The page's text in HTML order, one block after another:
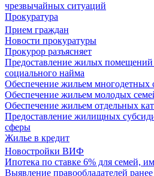
чрезвычайных ситуаций
Прокуратура
Прием граждан
Новости прокуратуры
Прокурор разъясняет
Предоставление жилых помещений
социального найма
Обеспечение жильем многодетных
Обеспечение жильем молодых
Обеспечение жильем отдельных
Предоставление жилищных
сферы
Жилье в кредит
Новостройки ВИФ
Ипотека по ставке 6% для семей,
Выявление правообладателей